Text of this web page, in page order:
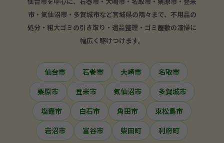
市・気仙沼市・多賀城市など宮城県の隅々まで、不用品の
処分・粗大ゴミの引き取り・遺品整理・ゴミ屋敷の清掃に
幅広く駆けつけます。
仙台市 石巻市 大崎市
名取市
栗原市
登米市 気仙沼市
多賀城市
塩竈市
白石市 角田市
東松島市
岩沼市
富谷市 柴田町 利府町